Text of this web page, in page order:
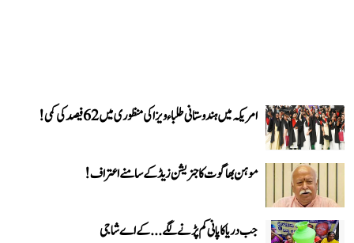
امریکہ میں ہندوستانی طلباء ویزا کی منظوری میں 62 فیصد کی کمی!
موہن بھاگوت کا جنریشن زیڈ کے سامنے اعتراف!
جب دریا کا پانی کم پڑنے لگے...کے اے شاجی